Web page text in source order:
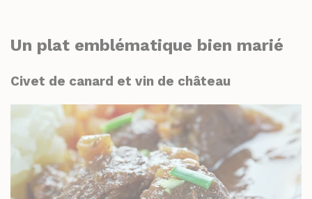
Un plat emblématique bien marié
Civet de canard et vin de château